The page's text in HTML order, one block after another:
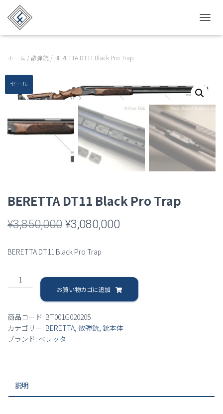
ホーム /散弾銃 / BERETTA DT11 Black Pro Trap
セール
BERETTA DT11 Black Pro Trap
¥3,850,000 元
格
¥3,850,000
で
¥3,080,000
価
¥3,080,000
BERETTA DT11 Black Pro Trap
BERETTA
DT11
Trap
個
お買い物カゴに追加
商品コード: BT001G020205
カテゴリー: BERETTA 散弾銃 銃本体
ブランド: ベレッタ
説明